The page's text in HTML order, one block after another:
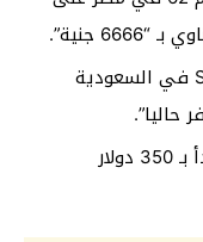
جنية”.
سعر جوال Samsung Galaxy M62 في السعودية
حاليا”.
سعر العدة في الصين والهند يبدأ بـ 350 دولار